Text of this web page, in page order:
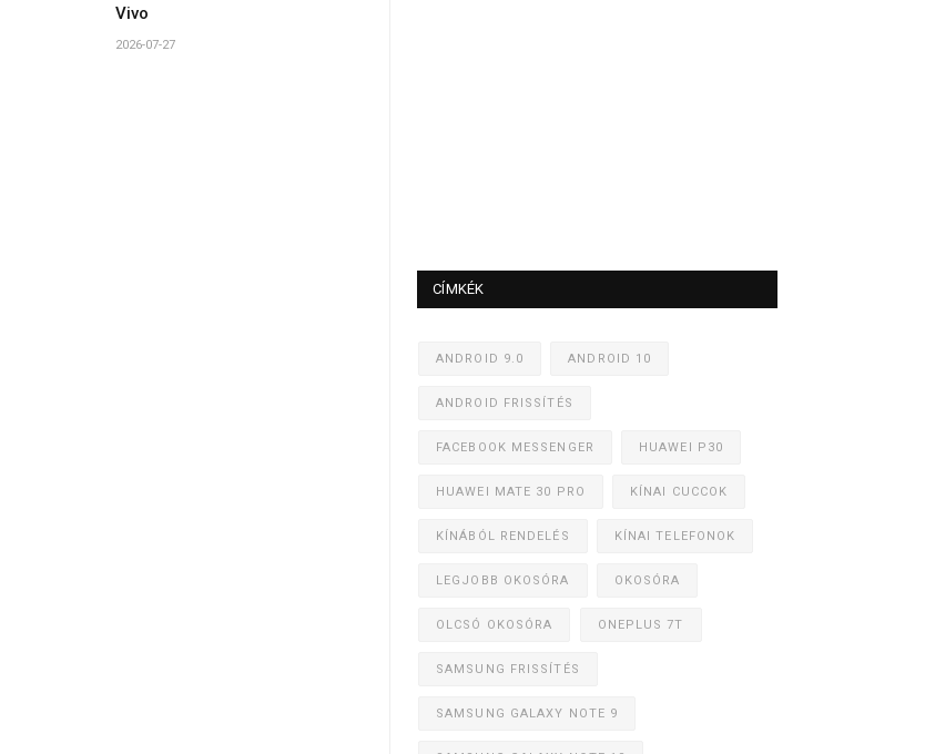
Vivo
2026-07-27
CÍMKÉK
ANDROID 9.0 ANDROID 10
ANDROID FRISSÍTÉS
FACEBOOK MESSENGER HUAWEI P30
HUAWEI MATE 30 PRO KÍNAI CUCCOK
KÍNÁBÓL RENDELÉS KÍNAI TELEFONOK
LEGJOBB OKOSÓRA OKOSÓRA
OLCSÓ OKOSÓRA ONEPLUS 7T
SAMSUNG FRISSÍTÉS
SAMSUNG GALAXY NOTE 9